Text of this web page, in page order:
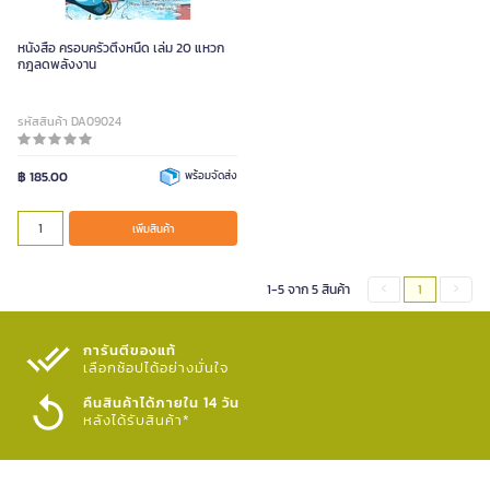
หนังสือ ครอบครัวตึ๋งหนืด เล่ม 20 แหวก
กฎลดพลังงาน
รหัสสินค้า DA09024
฿ 185.00 พร้อมจัดส่ง
เพิ่มสินค้า
1-5 จาก 5 สินค้า 1
การันตีของแท้
เลือกช้อปได้อย่างมั่นใจ​
คืนสินค้าได้ภายใน 14 วัน
หลังได้รับสินค้า*